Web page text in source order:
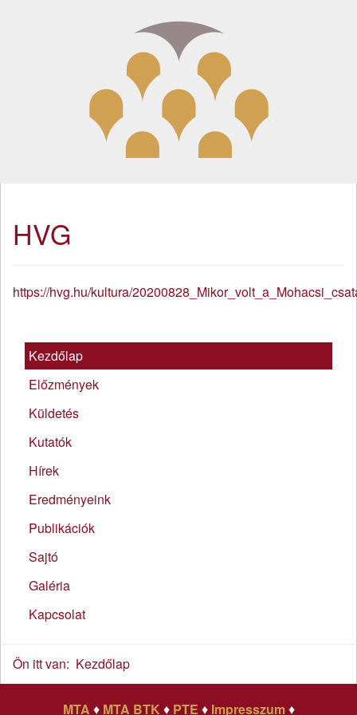
HVG
https://hvg.hu/kultura/
Kezdőlap
Előzmények
Küldetés
Kutatók
Hírek
Eredményeink
Publikációk
Sajtó
Galéria
Kapcsolat
Ön itt van: Kezdőlap
MTA ♦ MTA BTK ♦ PTE ♦ Impresszum♦